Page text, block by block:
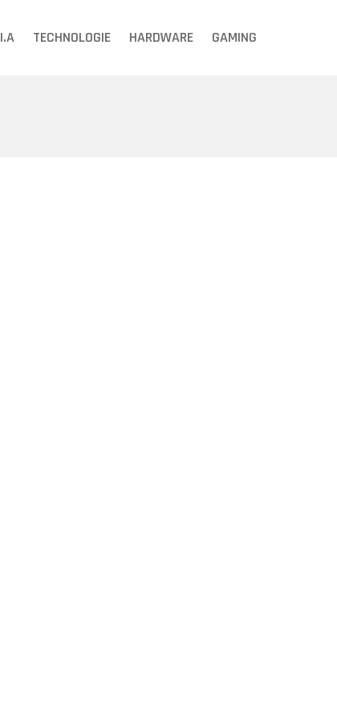
I.A TECHNOLOGIE HARDWARE GAMING